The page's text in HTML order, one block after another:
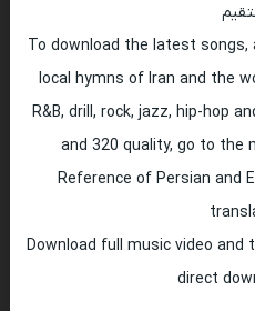
To download the latest songs,
local hymns of Iran and the
R&B, drill, rock, jazz, hip-hop
and 320 quality, go to the
Reference of Persian and
Download full music video and
direct